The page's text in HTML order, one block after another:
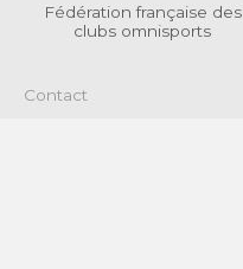
Fédération française des
clubs omnisports
Contact